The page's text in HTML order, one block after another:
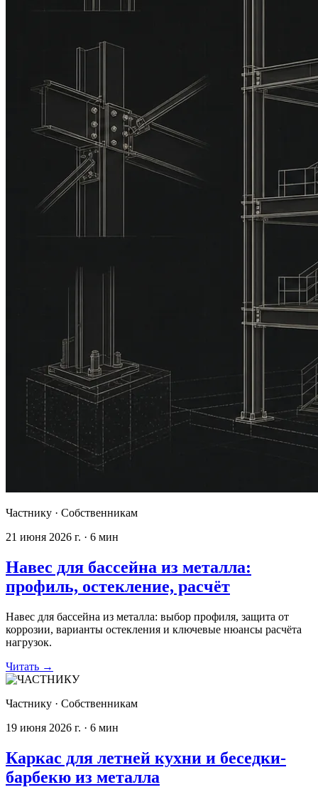
Частнику · Собственникам
21 июня 2026 г. · 6 мин
Навес для бассейна из металла:
профиль, остекление, расчёт
Навес для бассейна из металла: выбор профиля, защита от
коррозии, варианты остекления и ключевые нюансы расчёта
нагрузок.
Читать →
Частнику · Собственникам
19 июня 2026 г. · 6 мин
Каркас для летней кухни и беседки-
барбекю из металла